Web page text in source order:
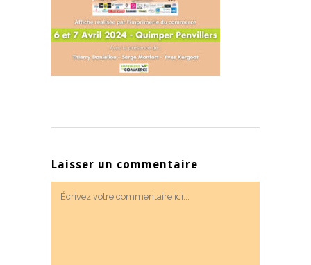
Laisser un commentaire